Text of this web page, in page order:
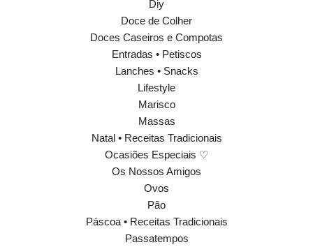
Diy
Doce de Colher
Doces Caseiros e Compotas
Entradas • Petiscos
Lanches • Snacks
Lifestyle
Marisco
Massas
Natal • Receitas Tradicionais
Ocasiões Especiais ♡
Os Nossos Amigos
Ovos
Pão
Páscoa • Receitas Tradicionais
Passatempos